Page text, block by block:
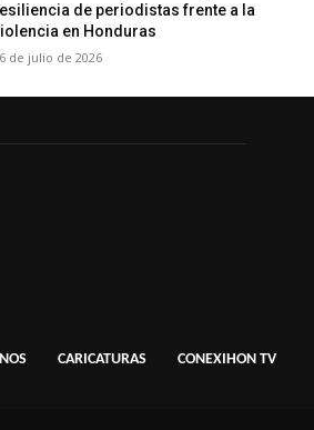
de periodistas frente a la
en Honduras
de julio de 2026
CARICATURAS CONEXIHON TV